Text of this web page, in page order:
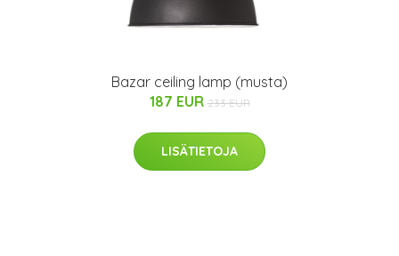
Bazar ceiling lamp (musta)
187 EUR 233 EUR
LISÄTIETOJA